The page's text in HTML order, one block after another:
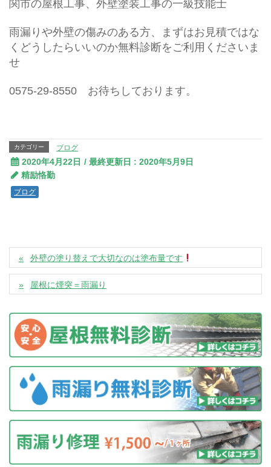
関市の屋根工事、外壁塗装工事の一級技能士
雨漏りや外壁の傷みのある方、まずはお見積ではな
くどうしたらいいのか無料診断をご利用くださいま
せ
0575-29-8550 お待ちしております。
カテゴリー ブログ
2020年4月22日 / 最終更新日 : 2020年5月9日
精励恪勤
ブログ
外壁の塗り替えで大切なのは塗布量です
屋根に煙突＝雨漏り